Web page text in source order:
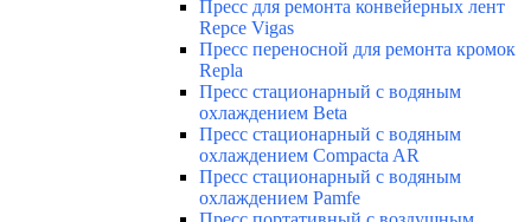
Пресс для ремонта конвейерных лент
Repce Vigas
Пресс переносной для ремонта кромок
Repla
Пресс стационарный с водяным
охлаждением Beta
Пресс стационарный с водяным
охлаждением Compacta AR
Пресс стационарный с водяным
охлаждением Pamfe